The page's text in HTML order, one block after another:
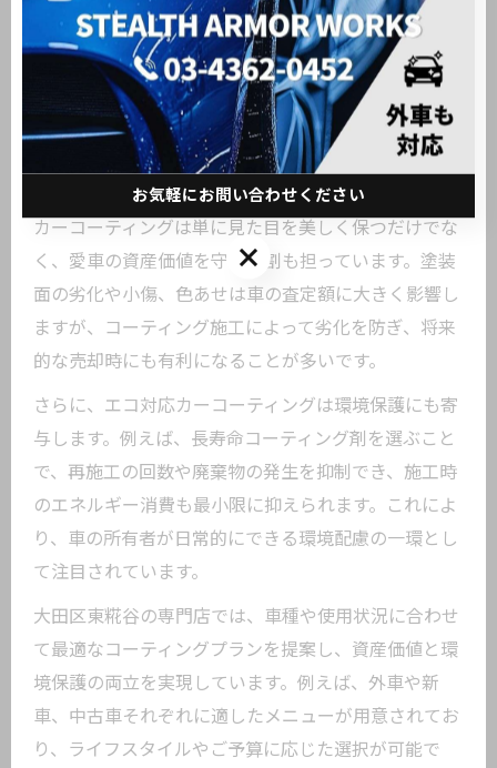
的な美観維持の成否を分けます。初心者の方は専門ス
タッフに相談し、アドバイスを受けながら施工プラン
を決めると安心です。
カーコーティングで愛車の資産価値と環境保護を
カーコーティングは単に見た目を美しく保つだけでな
く、愛車の資産価値を守る役割も担っています。塗装
面の劣化や小傷、色あせは車の査定額に大きく影響し
ますが、コーティング施工によって劣化を防ぎ、将来
的な売却時にも有利になることが多いです。
さらに、エコ対応カーコーティングは環境保護にも寄
与します。例えば、長寿命コーティング剤を選ぶこと
で、再施工の回数や廃棄物の発生を抑制でき、施工時
のエネルギー消費も最小限に抑えられます。これによ
り、車の所有者が日常的にできる環境配慮の一環とし
て注目されています。
大田区東糀谷の専門店では、車種や使用状況に合わせ
て最適なコーティングプランを提案し、資産価値と環
境保護の両立を実現しています。例えば、外車や新
車、中古車それぞれに適したメニューが用意されてお
り、ライフスタイルやご予算に応じた選択が可能で
お気軽にお問い合わせください
お気軽にお問い合わせください